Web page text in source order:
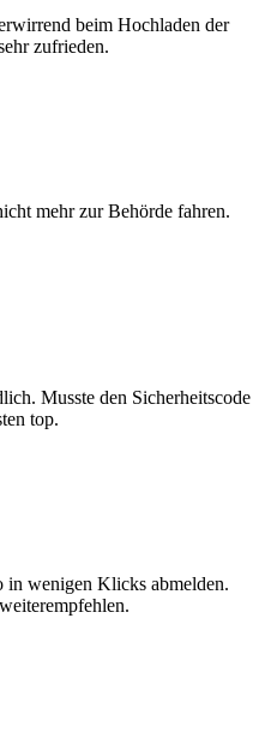
beim Hochladen der
zufrieden.
mehr zur Behörde fahren.
Musste den Sicherheitscode
top.
wenigen Klicks abmelden.